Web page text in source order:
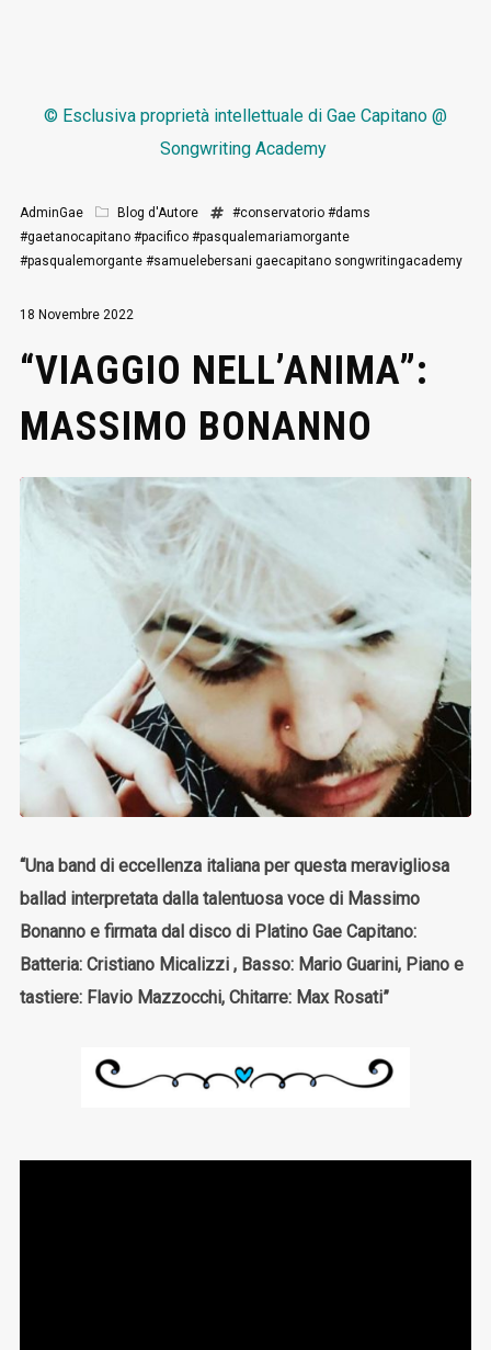
© Esclusiva proprietà intellettuale di Gae Capitano @
Songwriting Academy
AdminGae Blog d'Autore #conservatorio #dams
#gaetanocapitano #pacifico #pasqualemariamorgante
#pasqualemorgante #samuelebersani gaecapitano songwritingacademy
18 Novembre 2022
“VIAGGIO NELL’ANIMA”:
MASSIMO BONANNO
“Una band di eccellenza italiana per questa meravigliosa
ballad interpretata dalla talentuosa voce di Massimo
Bonanno e firmata dal disco di Platino Gae Capitano:
Batteria: Cristiano Micalizzi , Basso: Mario Guarini, Piano e
tastiere: Flavio Mazzocchi, Chitarre: Max Rosati”